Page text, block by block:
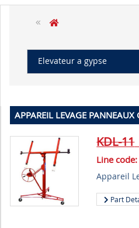
Elevateur a gypse
APPAREIL LEVAGE PANNEAUX
KDL-11
Line code:
Appareil
Part